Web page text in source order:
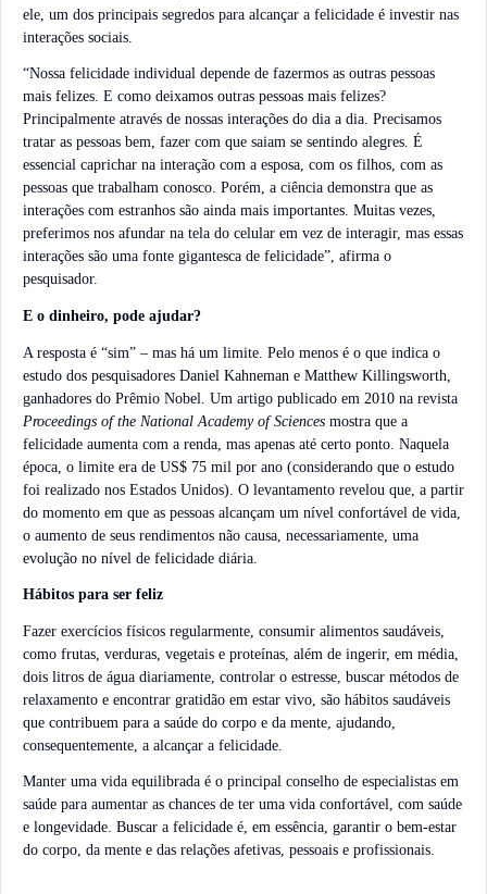
ele, um dos principais segredos para alcançar a felicidade é investir nas
interações sociais.
“Nossa felicidade individual depende de fazermos as outras pessoas
mais felizes. E como deixamos outras pessoas mais felizes?
Principalmente através de nossas interações do dia a dia. Precisamos
tratar as pessoas bem, fazer com que saiam se sentindo alegres. É
essencial caprichar na interação com a esposa, com os filhos, com as
pessoas que trabalham conosco. Porém, a ciência demonstra que as
interações com estranhos são ainda mais importantes. Muitas vezes,
preferimos nos afundar na tela do celular em vez de interagir, mas essas
interações são uma fonte gigantesca de felicidade”, afirma o
pesquisador.
E o dinheiro, pode ajudar?
A resposta é “sim” – mas há um limite. Pelo menos é o que indica o
estudo dos pesquisadores Daniel Kahneman e Matthew Killingsworth,
ganhadores do Prêmio Nobel. Um artigo publicado em 2010 na revista
Proceedings of the National Academy of Sciences mostra que a
felicidade aumenta com a renda, mas apenas até certo ponto. Naquela
época, o limite era de US$ 75 mil por ano (considerando que o estudo
foi realizado nos Estados Unidos). O levantamento revelou que, a partir
do momento em que as pessoas alcançam um nível confortável de vida,
o aumento de seus rendimentos não causa, necessariamente, uma
evolução no nível de felicidade diária.
Hábitos para ser feliz
Fazer exercícios físicos regularmente, consumir alimentos saudáveis,
como frutas, verduras, vegetais e proteínas, além de ingerir, em média,
dois litros de água diariamente, controlar o estresse, buscar métodos de
relaxamento e encontrar gratidão em estar vivo, são hábitos saudáveis
que contribuem para a saúde do corpo e da mente, ajudando,
consequentemente, a alcançar a felicidade.
Manter uma vida equilibrada é o principal conselho de especialistas em
saúde para aumentar as chances de ter uma vida confortável, com saúde
e longevidade. Buscar a felicidade é, em essência, garantir o bem-estar
do corpo, da mente e das relações afetivas, pessoais e profissionais.